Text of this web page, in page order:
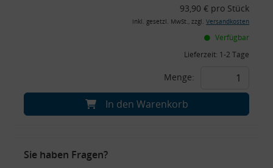
93,90 € pro Stück
inkl. gesetzl. MwSt., zzgl. Versandkosten
Verfügbar
Lieferzeit: 1-2 Tage
Menge:
In den Warenkorb
Sie haben Fragen?